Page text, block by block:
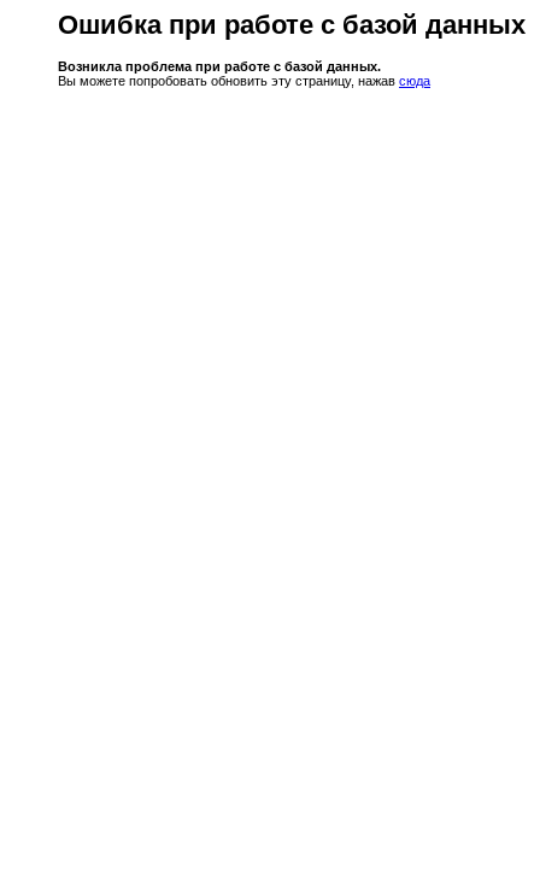
Ошибка при работе с базой данных
Возникла проблема при работе с базой данных.
Вы можете попробовать обновить эту страницу, нажав сюда